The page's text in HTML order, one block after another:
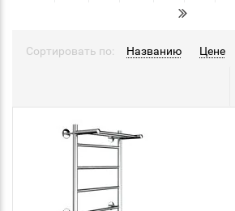
Сортировать по: Названию Цене